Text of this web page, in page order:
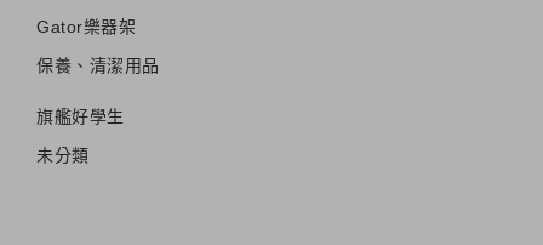
Gator樂器架
保養、清潔用品
旗艦好學生
未分類